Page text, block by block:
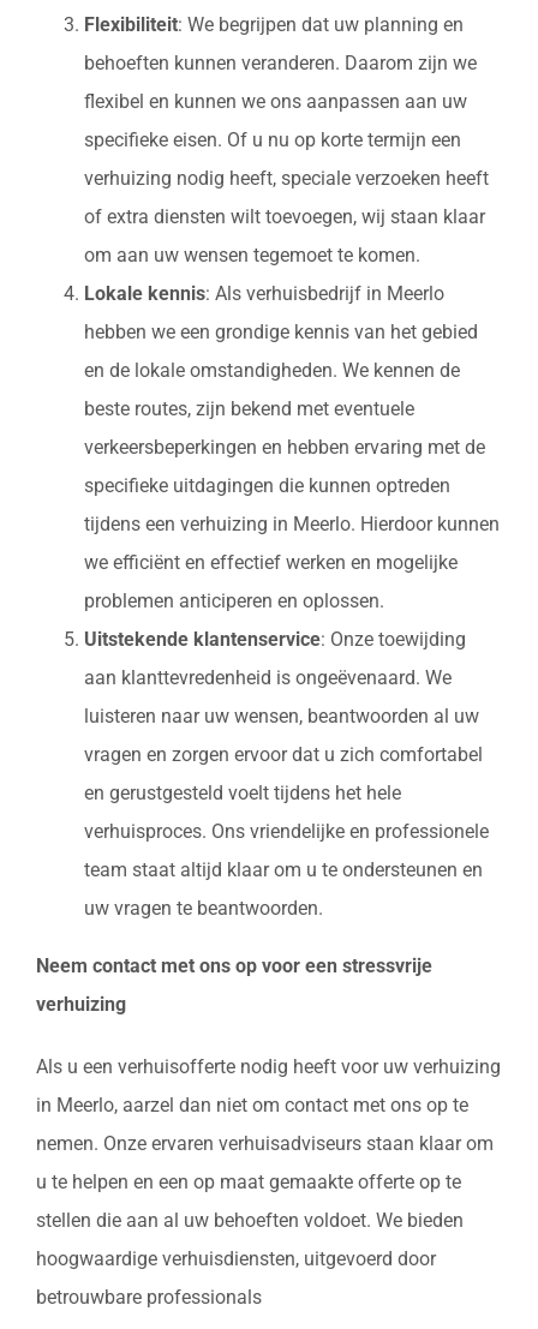
Flexibiliteit: We begrijpen dat uw planning en
behoeften kunnen veranderen. Daarom zijn we
flexibel en kunnen we ons aanpassen aan uw
specifieke eisen. Of u nu op korte termijn een
verhuizing nodig heeft, speciale verzoeken heeft
of extra diensten wilt toevoegen, wij staan klaar
om aan uw wensen tegemoet te komen.
Lokale kennis: Als verhuisbedrijf in Meerlo
hebben we een grondige kennis van het gebied
en de lokale omstandigheden. We kennen de
beste routes, zijn bekend met eventuele
verkeersbeperkingen en hebben ervaring met de
specifieke uitdagingen die kunnen optreden
tijdens een verhuizing in Meerlo. Hierdoor kunnen
we efficiënt en effectief werken en mogelijke
problemen anticiperen en oplossen.
Uitstekende klantenservice: Onze toewijding
aan klanttevredenheid is ongeëvenaard. We
luisteren naar uw wensen, beantwoorden al uw
vragen en zorgen ervoor dat u zich comfortabel
en gerustgesteld voelt tijdens het hele
verhuisproces. Ons vriendelijke en professionele
team staat altijd klaar om u te ondersteunen en
uw vragen te beantwoorden.
Neem contact met ons op voor een stressvrije
verhuizing
Als u een verhuisofferte nodig heeft voor uw verhuizing
in Meerlo, aarzel dan niet om contact met ons op te
nemen. Onze ervaren verhuisadviseurs staan klaar om
u te helpen en een op maat gemaakte offerte op te
stellen die aan al uw behoeften voldoet. We bieden
hoogwaardige verhuisdiensten, uitgevoerd door
betrouwbare professionals